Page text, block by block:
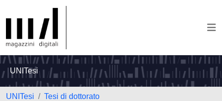
UNITesi
UNITesi
Tesi di dottorato